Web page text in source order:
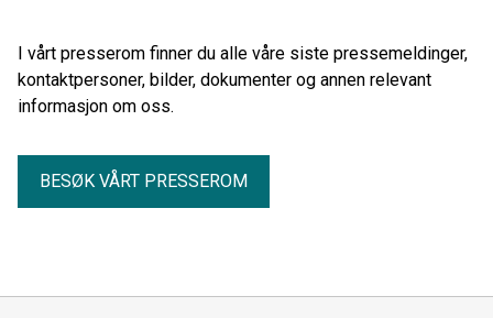
I vårt presserom finner du alle våre siste pressemeldinger,
kontaktpersoner, bilder, dokumenter og annen relevant
informasjon om oss.
BESØK VÅRT PRESSEROM